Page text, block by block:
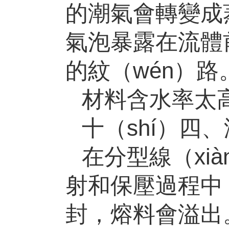
的潮氣會轉變
氣泡暴露在流
的紋（wén）路
材料含水率太
十（shí）四
在分型線（
射和保壓過程
封，熔料會溢出